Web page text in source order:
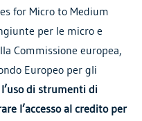
for Micro to Medium
per le micro e
Commissione europea,
Europeo per gli
di strumenti di
l’accesso al credito per